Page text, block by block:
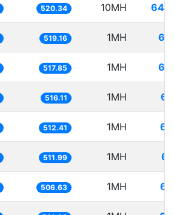
520.34 10MH
519.16 1MH
517.85 1MH
516.11 1MH
512.41 1MH
511.99 1MH
506.63 1MH